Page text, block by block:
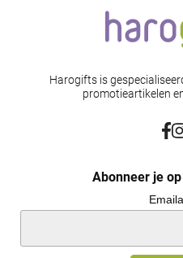
Harogifts is
promotieartikelen
Abonneer je